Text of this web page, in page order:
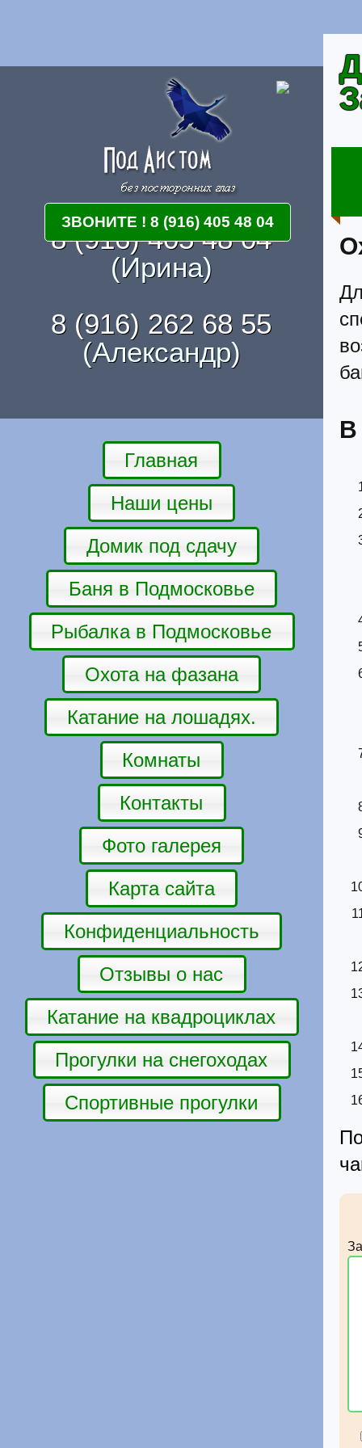
8 (916) 405 48 04
(Ирина)
8 (916) 262 68 55
(Александр)
Главная
Наши цены
Домик под сдачу
Баня в Подмосковье
Рыбалка в Подмосковье
Охота на фазана
Катание на лошадях.
Комнаты
Контакты
Фото галерея
Карта сайта
Конфиденциальность
Отзывы о нас
Катание на квадроциклах
Прогулки на снегоходах
Спортивные прогулки
В
ЗВОНИТЕ ! 8 (916) 405 48 04